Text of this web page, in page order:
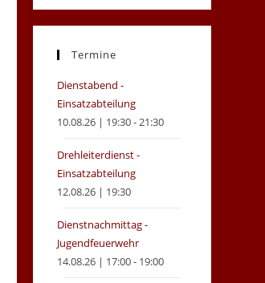
in
new
in
new
Termine
Dienstabend -
Einsatzabteilung
10.08.26 | 19:30 - 21:30
Drehleiterdienst -
Einsatzabteilung
12.08.26 | 19:30
Dienstnachmittag -
Jugendfeuerwehr
14.08.26 | 17:00 - 19:00